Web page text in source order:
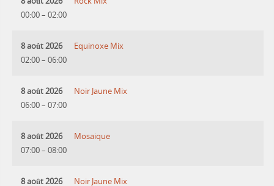
00:00– 02:00
8 août 2026
02:00– 06:00
Equinoxe Mix
8 août 2026
06:00– 07:00
Noir Jaune Mix
8 août 2026
07:00– 08:00
Mosaique
8 août 2026
Noir Jaune Mix